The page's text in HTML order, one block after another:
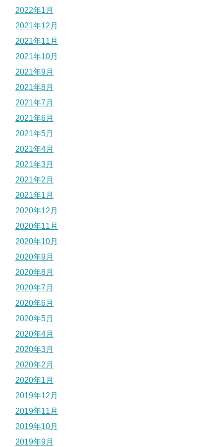
2022年1月
2021年12月
2021年11月
2021年10月
2021年9月
2021年8月
2021年7月
2021年6月
2021年5月
2021年4月
2021年3月
2021年2月
2021年1月
2020年12月
2020年11月
2020年10月
2020年9月
2020年8月
2020年7月
2020年6月
2020年5月
2020年4月
2020年3月
2020年2月
2020年1月
2019年12月
2019年11月
2019年10月
2019年9月